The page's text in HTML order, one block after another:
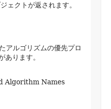
クトが返されます。
アルゴリズムの優先プロ
あります。
Algorithm Names